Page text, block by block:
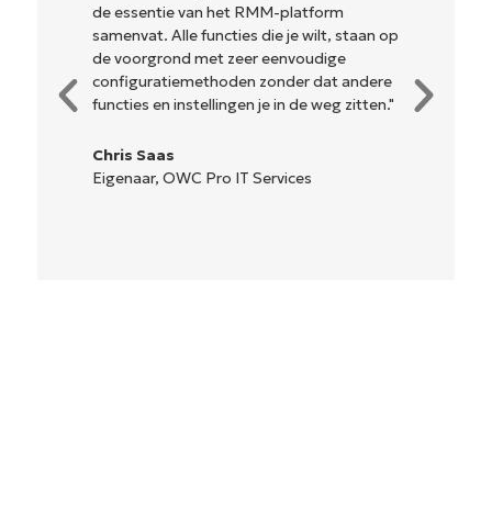
de essentie van het RMM-platform
samenvat. Alle functies die je wilt, staan op
de voorgrond met zeer eenvoudige
configuratiemethoden zonder dat andere
functies en instellingen je in de weg zitten."
Chris Saas
Eigenaar, OWC Pro IT Services